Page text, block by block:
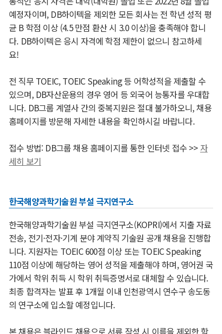
예정자이며, DB하이텍을 제외한 모든 회사는 전 학년 성적 평
균 B 학점 이상(4.5만점 환산 시 3.0이상)을 충족해야 합니
다. DB하이텍은 응시 자격에 학점 제한이 없으니 참고하세
요!
전 직무TOEIC, TOEIC Speaking등 어학성적을 제출할 수
있으며, DB자산운용의 경우 영어 등 외국어 능통자를 우대합
니다. DB그룹 계열사 간의 중복지원은 절대 불가하오니, 채용
홈페이지를 방문해 자세한 내용을 확인하시길 바랍니다.
접수 방법: DB그룹 채용 홈페이지를 통한 인터넷 접수 >> 자
세히 보기
한국해양과학기술원 부설 극지연구소
한국해양과학기술원 부설 극지연구소(KOPRI)에서 지출 자료
전송, 전기·전자·기계 분야 계약직 기술원 공개 채용을 진행합
니다. 지원자는 TOEIC 600점 이상 또는 TOEIC Speaking
110점 이상에 해당하는 영어 성적을 제출해야 하며, 영어권 국
가에서 학위 취득 시 학위 취득증명서로 대체할 수 있습니다.
최종 합격자는 발표 후 1개월 이내 인천광역시 연수구 송도동
의 연구소에 입소할 예정입니다.
본 채용은 블라인드 채용으로 서류 작성 시 이름을 제외한 학